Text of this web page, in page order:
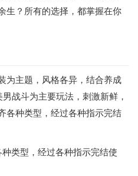
生？所有的选择，都掌握在你
为主题，风格各异，结合养成
战斗为主要玩法，刺激新鲜，
各种类型，经过各种指示完结
种类型，经过各种指示完结使